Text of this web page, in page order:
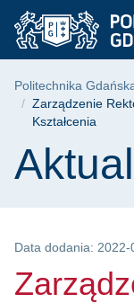
Przejdź
do
menu
Przejdź
do
wyszukiwarki
Przejdź
do
treści
Politechnika
Zarządzenie
Kształcenia
Treść
Data dodania: 2022-